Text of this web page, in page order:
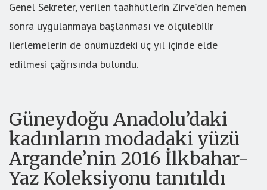
Genel Sekreter, verilen taahhütlerin Zirve’den hemen
sonra uygulanmaya başlanması ve ölçülebilir
ilerlemelerin de önümüzdeki üç yıl içinde elde
edilmesi çağrısında bulundu.
Güneydoğu Anadolu’daki
kadınların modadaki yüzü
Argande’nin 2016 İlkbahar-
Yaz Koleksiyonu tanıtıldı